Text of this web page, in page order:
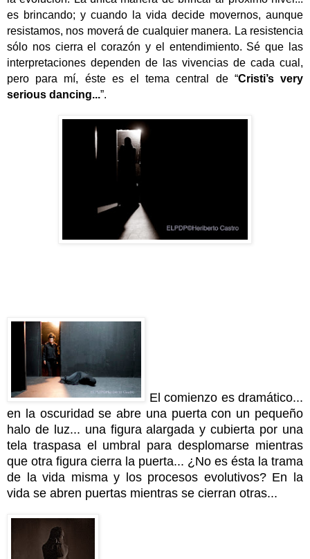
es brincando; y cuando la vida decide movernos, aunque
resistamos, nos moverá de cualquier manera. La resistencia
sólo nos cierra el corazón y el entendimiento. Sé que las
interpretaciones dependen de las vivencias de cada cual,
pero para mí, éste es el tema central de “Cristi’s very
serious dancing...”.
El comienzo es dramático...
en la oscuridad se abre una puerta con un pequeño
halo de luz... una figura alargada y cubierta por una
tela traspasa el umbral para desplomarse mientras
que otra figura cierra la puerta... ¿No es ésta la trama
de la vida misma y los procesos evolutivos? En la
vida se abren puertas mientras se cierran otras...